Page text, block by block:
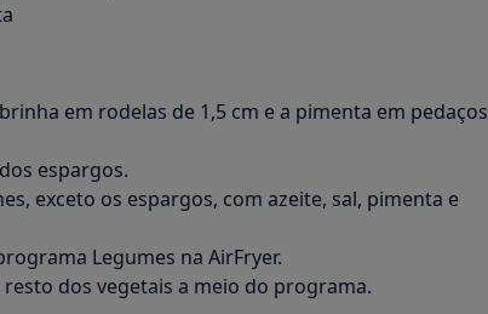
em rodelas de 1,5 cm e a pimenta em pedaços
espargos.
exceto os espargos, com azeite, sal, pimenta e
Legumes na AirFryer.
dos vegetais a meio do programa.